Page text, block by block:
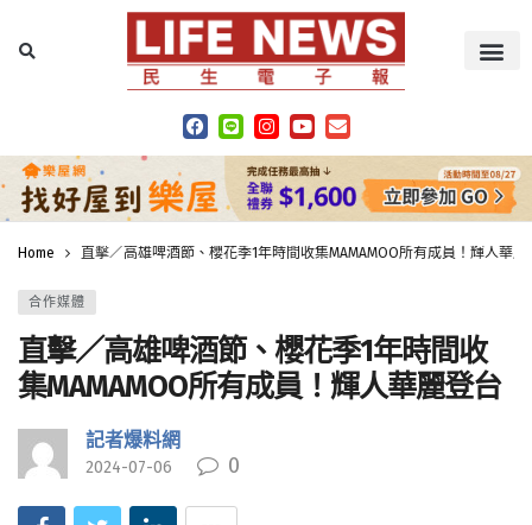
Home 直擊／高雄啤酒節、櫻花季1年時間收集MAMAMOO所有成員！輝人華麗
合作媒體
直擊／高雄啤酒節、櫻花季1年時間收
集MAMAMOO所有成員！輝人華麗登台
記者爆料網
2024-07-06 0